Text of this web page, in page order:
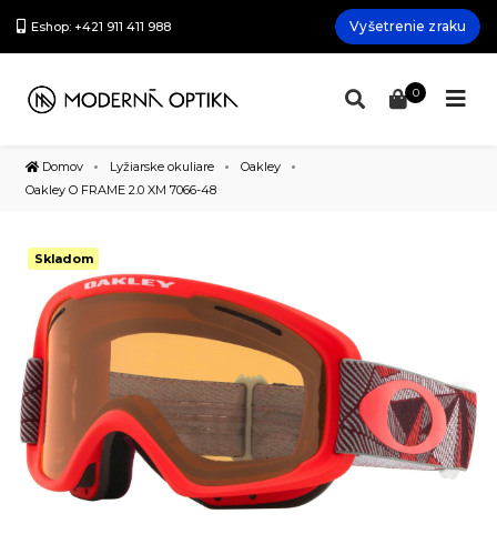
Eshop: +421 911 411 988 Vyšetrenie zraku
0
Domov Lyžiarske okuliare
Oakley
Oakley O FRAME 2.0 XM 7066-48
Skladom